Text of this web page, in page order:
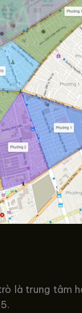
là trung tâm